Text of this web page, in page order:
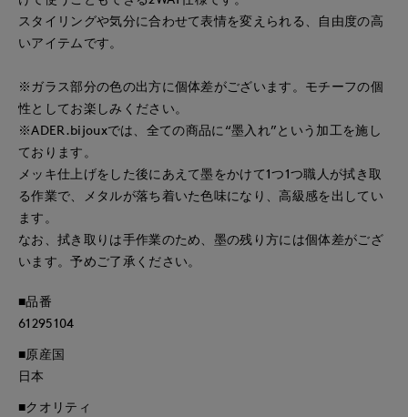
スタイリングや気分に合わせて表情を変えられる、自由度の高
いアイテムです。
※ガラス部分の色の出方に個体差がございます。モチーフの個
性としてお楽しみください。
※ADER.bijouxでは、全ての商品に“墨入れ”という加工を施し
ております。
メッキ仕上げをした後にあえて墨をかけて1つ1つ職人が拭き取
る作業で、メタルが落ち着いた色味になり、高級感を出してい
ます。
なお、拭き取りは手作業のため、墨の残り方には個体差がござ
います。予めご了承ください。
■品番
61295104
■原産国
日本
■クオリティ